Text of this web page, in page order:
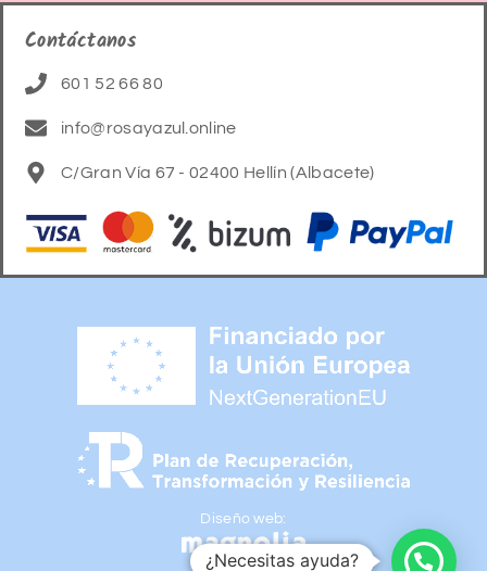
Contáctanos
601 52 66 80
info@rosayazul.online
C/Gran Vía 67 - 02400 Hellín (Albacete)
Diseño web:
¿Necesitas ayuda?